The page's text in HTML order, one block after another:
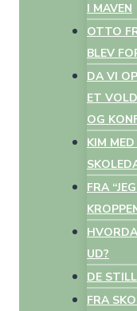
I MAVEN
OTTO
BLEV
DA VI
ET
OG
KIM
FRA
UD?
DE
FRA